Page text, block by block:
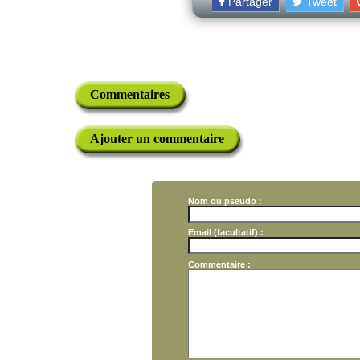
Commentaires
Ajouter un commentaire
Nom ou pseudo :
Email (facultatif) :
Commentaire :